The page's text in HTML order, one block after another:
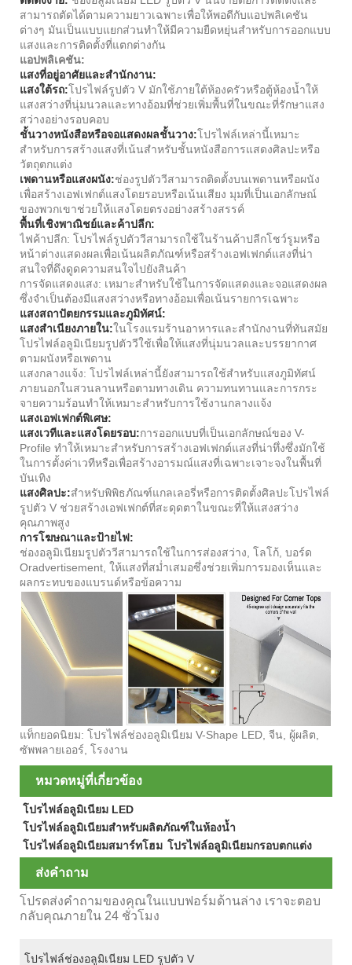
สามารถตัดได้ตามความยาวเฉพาะเพื่อให้พอดีกับแอปพลิเคชัน
ต่างๆ มันเป็นแบบแยกส่วนทำให้มีความยืดหยุ่นสำหรับการออกแบบ
แสงและการติดตั้งที่แตกต่างกัน
แอปพลิเคชัน:
แสงที่อยู่อาศัยและสำนักงาน:
แสงใต้รถ:โปรไฟล์รูปตัว V มักใช้ภายใต้ห้องครัวหรือตู้ห้องน้ำให้
แสงสว่างที่นุ่มนวลและทางอ้อมที่ช่วยเพิ่มพื้นที่ในขณะที่รักษาแสง
สว่างอย่างรอบคอบ
ชั้นวางหนังสือหรือจอแสดงผลชั้นวาง:โปรไฟล์เหล่านี้เหมาะ
สำหรับการสร้างแสงที่เน้นสำหรับชั้นหนังสือการแสดงศิลปะหรือ
วัตถุตกแต่ง
เพดานหรือแสงผนัง:ช่องรูปตัววีสามารถติดตั้งบนเพดานหรือผนัง
เพื่อสร้างเอฟเฟกต์แสงโดยรอบหรือเน้นเสียง มุมที่เป็นเอกลักษณ์
ของพวกเขาช่วยให้แสงโดยตรงอย่างสร้างสรรค์
พื้นที่เชิงพาณิชย์และค้าปลีก:
ไฟค้าปลีก: โปรไฟล์รูปตัววีสามารถใช้ในร้านค้าปลีกโชว์รูมหรือ
หน้าต่างแสดงผลเพื่อเน้นผลิตภัณฑ์หรือสร้างเอฟเฟกต์แสงที่น่า
สนใจที่ดึงดูดความสนใจไปยังสินค้า
การจัดแสดงแสง: เหมาะสำหรับใช้ในการจัดแสดงและจอแสดงผล
ซึ่งจำเป็นต้องมีแสงสว่างหรือทางอ้อมเพื่อเน้นรายการเฉพาะ
แสงสถาปัตยกรรมและภูมิทัศน์:
แสงสำเนียงภายใน:ในโรงแรมร้านอาหารและสำนักงานที่ทันสมัย
โปรไฟล์อลูมิเนียมรูปตัววีใช้เพื่อให้แสงที่นุ่มนวลและบรรยากาศ
ตามผนังหรือเพดาน
แสงกลางแจ้ง: โปรไฟล์เหล่านี้ยังสามารถใช้สำหรับแสงภูมิทัศน์
ภายนอกในสวนลานหรือตามทางเดิน ความทนทานและการกระ
จายความร้อนทำให้เหมาะสำหรับการใช้งานกลางแจ้ง
แสงเอฟเฟกต์พิเศษ:
แสงเวทีและแสงโดยรอบ:การออกแบบที่เป็นเอกลักษณ์ของ V-
Profile ทำให้เหมาะสำหรับการสร้างเอฟเฟกต์แสงที่น่าทึ่งซึ่งมักใช้
ในการตั้งค่าเวทีหรือเพื่อสร้างอารมณ์แสงที่เฉพาะเจาะจงในพื้นที่
บันเทิง
แสงศิลปะ:สำหรับพิพิธภัณฑ์แกลเลอรี่หรือการติดตั้งศิลปะโปรไฟล์
รูปตัว V ช่วยสร้างเอฟเฟกต์ที่สะดุดตาในขณะที่ให้แสงสว่าง
คุณภาพสูง
การโฆษณาและป้ายไฟ:
ช่องอลูมิเนียมรูปตัววีสามารถใช้ในการส่องสว่าง, โลโก้, บอร์ด
Oradvertisement, ให้แสงที่สม่ำเสมอซึ่งช่วยเพิ่มการมองเห็นและ
ผลกระทบของแบรนด์หรือข้อความ
แท็กยอดนิยม: โปรไฟล์ช่องอลูมิเนียม V-Shape LED, จีน, ผู้ผลิต,
ซัพพลายเออร์, โรงงาน
หมวดหมู่ที่เกี่ยวข้อง
โปรไฟล์อลูมิเนียม LED
โปรไฟล์อลูมิเนียมสำหรับผลิตภัณฑ์ในห้องน้ำ
โปรไฟล์อลูมิเนียมสมาร์ทโฮม โปรไฟล์อลูมิเนียมกรอบตกแต่ง
ส่งคำถาม
โปรดส่งคำถามของคุณในแบบฟอร์มด้านล่าง เราจะตอบ
กลับคุณภายใน 24 ชั่วโมง